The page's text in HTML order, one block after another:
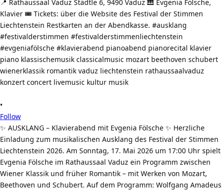
•
Follow
✨ AUSKLANG – Klavierabend mit Evgenia Fölsche ✨ Herzliche
Einladung zum musikalischen Ausklang des Festival der Stimmen
Liechtenstein 2026. Am Sonntag, 17. Mai 2026 um 17:00 Uhr spielt
Evgenia Fölsche im Rathaussaal Vaduz ein Programm zwischen
Wiener Klassik und früher Romantik – mit Werken von Mozart,
Beethoven und Schubert. Auf dem Programm: Wolfgang Amadeus